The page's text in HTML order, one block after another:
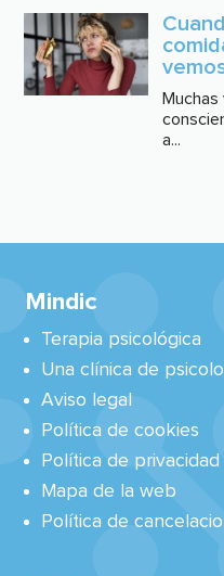
a...
Mindic
Terapia psicológica
Una clínica de
Aviso legal
Política de cookies
Política de privacidad
Mapa de la web
Política de